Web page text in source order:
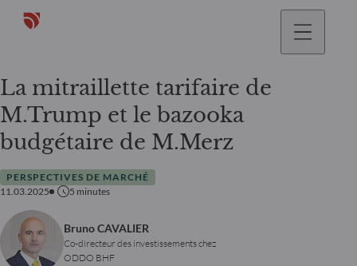
La mitraillette tarifaire de
M.Trump et le bazooka
budgétaire de M.Merz
PERSPECTIVES DE MARCHÉ
11.03.2025
5 minutes
Bruno CAVALIER
Co-directeur des investissements chez
ODDO BHF